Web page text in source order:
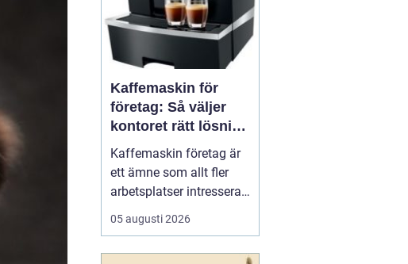
Kaffemaskin för
företag: Så väljer
kontoret rätt lösning
för kaffe på jobbet
Kaffemaskin företag är
ett ämne som allt fler
arbetsplatser intresserar
sig för när de vill höja
trivsel och effektivitet på
05 augusti 2026